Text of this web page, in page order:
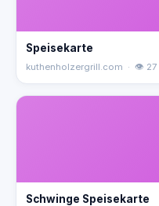
Speisekarte
kuthenholzergrill.com · 👁 27
Schwinge Speisekarte